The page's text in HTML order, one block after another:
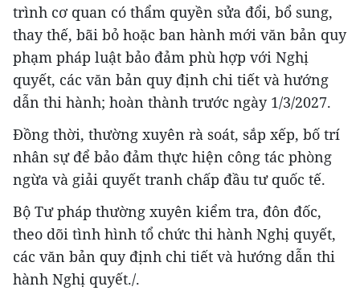
trình cơ quan có thẩm quyền sửa đổi, bổ sung,
thay thế, bãi bỏ hoặc ban hành mới văn bản quy
phạm pháp luật bảo đảm phù hợp với Nghị
quyết, các văn bản quy định chi tiết và hướng
dẫn thi hành; hoàn thành trước ngày 1/3/2027.
Đồng thời, thường xuyên rà soát, sắp xếp, bố trí
nhân sự để bảo đảm thực hiện công tác phòng
ngừa và giải quyết tranh chấp đầu tư quốc tế.
Bộ Tư pháp thường xuyên kiểm tra, đôn đốc,
theo dõi tình hình tổ chức thi hành Nghị quyết,
các văn bản quy định chi tiết và hướng dẫn thi
hành Nghị quyết./.